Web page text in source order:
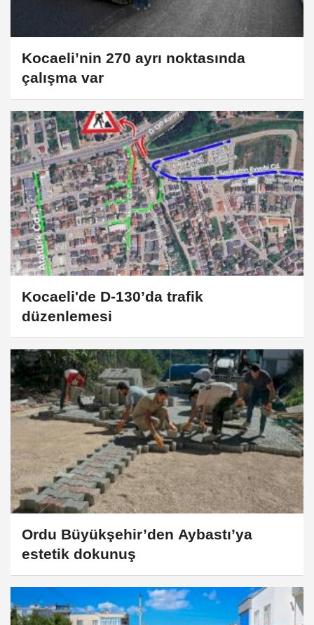
Kocaeli’nin 270 ayrı noktasında
çalışma var
Kocaeli'de D-130’da trafik
düzenlemesi
Ordu Büyükşehir’den Aybastı’ya
estetik dokunuş